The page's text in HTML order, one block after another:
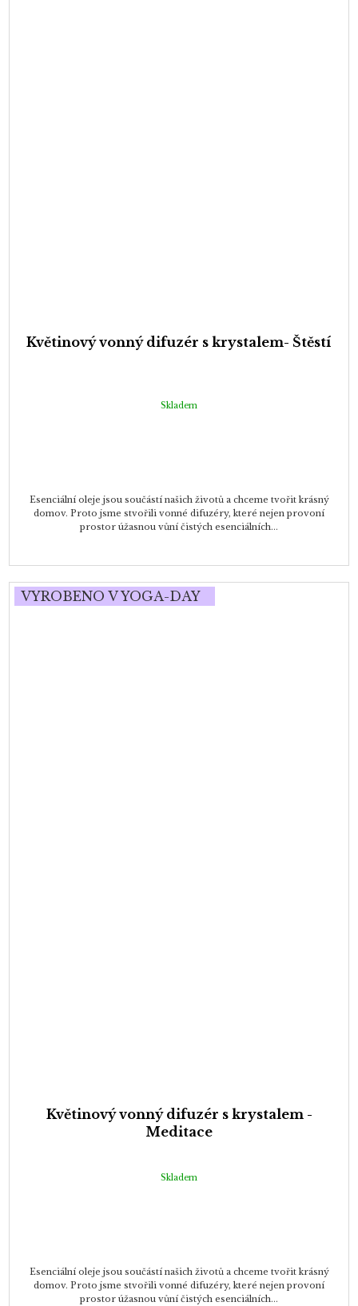
Květinový vonný difuzér s krystalem- Štěstí
Skladem
Esenciální oleje jsou součástí našich životů a chceme tvořit krásný
domov. Proto jsme stvořili vonné difuzéry, které nejen provoní
prostor úžasnou vůní čistých esenciálních...
VYROBENO V YOGA-DAY
Květinový vonný difuzér s krystalem -
Meditace
Skladem
Esenciální oleje jsou součástí našich životů a chceme tvořit krásný
domov. Proto jsme stvořili vonné difuzéry, které nejen provoní
prostor úžasnou vůní čistých esenciálních...